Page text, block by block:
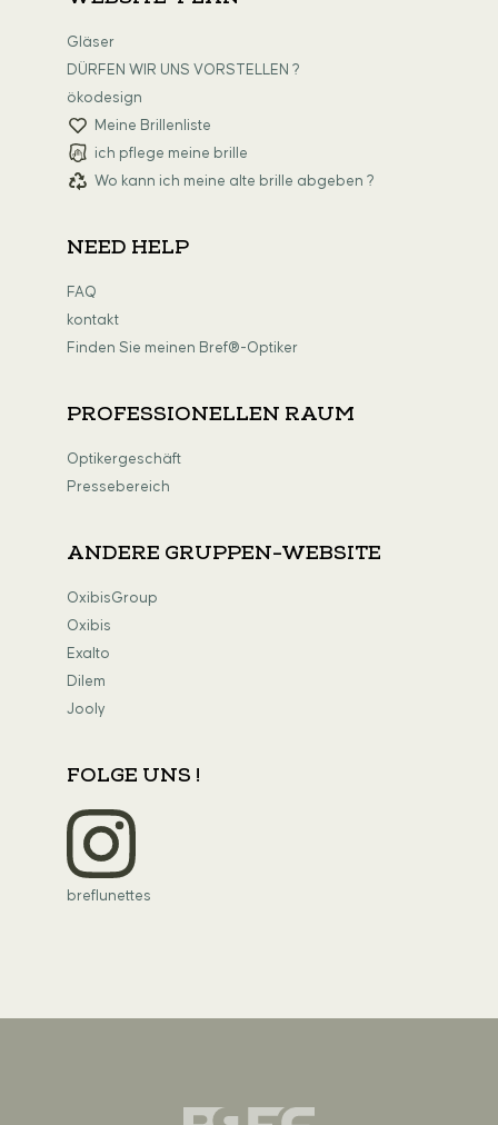
Gläser
DÜRFEN WIR UNS VORSTELLEN ?
ökodesign
Meine Brillenliste
ich pflege meine brille
Wo kann ich meine alte brille abgeben ?
NEED HELP
FAQ
kontakt
Finden Sie meinen Bref®-Optiker
FOLGE UNS !
breflunettes
PROFESSIONELLEN RAUM
Optikergeschäft
Pressebereich
ANDERE GRUPPEN-WEBSITE
OxibisGroup
Oxibis
Exalto
Dilem
Jooly